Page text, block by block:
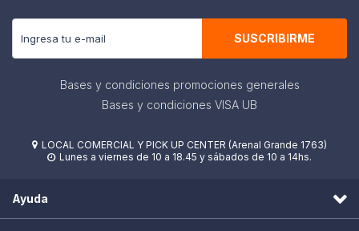
SUSCRIBIRME
Bases y condiciones promociones generales
Bases y condiciones VISA UB
 LOCAL COMERCIAL Y PICK UP CENTER (Arenal Grande 1763)
 Lunes a viernes de 10 a 18.45 y sábados de 10 a 14hs.
Ayuda